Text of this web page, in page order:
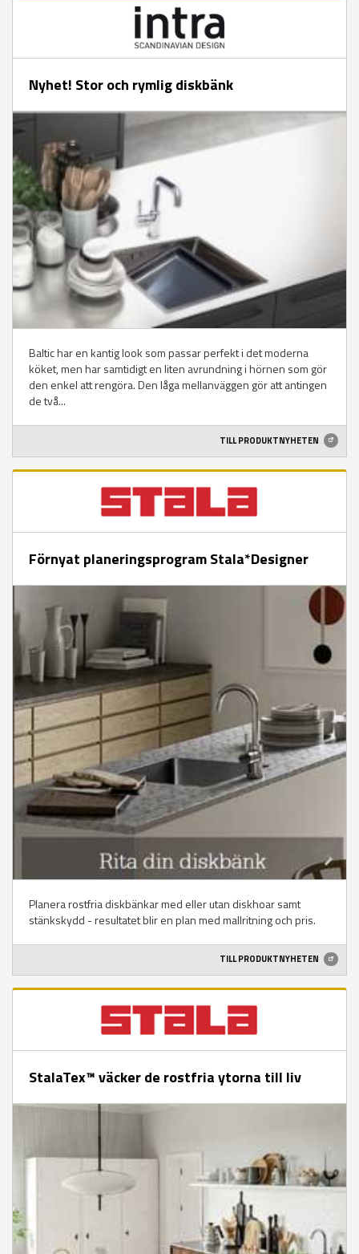
Nyhet! Stor och rymlig diskbänk
Baltic har en kantig look som passar perfekt i det moderna
köket, men har samtidigt en liten avrundning i hörnen som gör
den enkel att rengöra. Den låga mellanväggen gör att antingen
de två...
TILL PRODUKTNYHETEN
Förnyat planeringsprogram Stala*Designer
Planera rostfria diskbänkar med eller utan diskhoar samt
stänkskydd - resultatet blir en plan med mallritning och pris.
TILL PRODUKTNYHETEN
StalaTex™ väcker de rostfria ytorna till liv